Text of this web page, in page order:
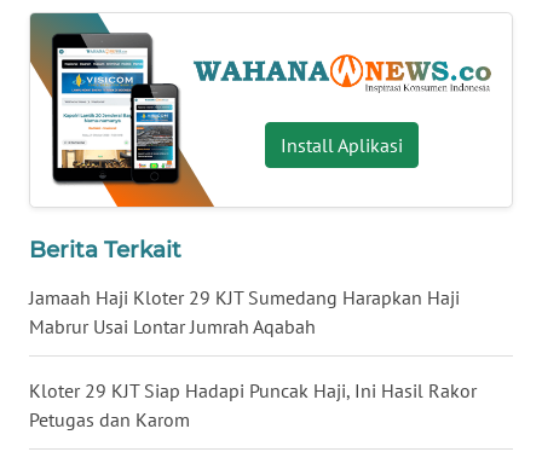
Install Aplikasi
Berita Terkait
Jamaah Haji Kloter 29 KJT Sumedang Harapkan Haji
Mabrur Usai Lontar Jumrah Aqabah
Kloter 29 KJT Siap Hadapi Puncak Haji, Ini Hasil Rakor
Petugas dan Karom
WN
BABEL
WN
SUMBAR
WN
SUMSEL
WN
BENGKULU
WN
LAMPUNG